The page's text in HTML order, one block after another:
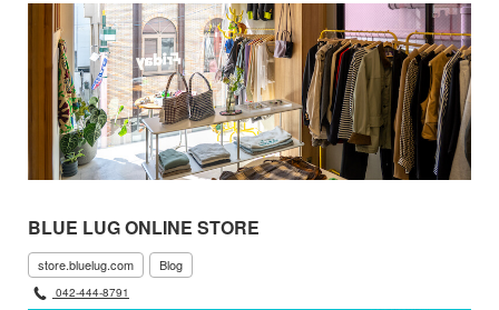
BLUE LUG ONLINE STORE
store.bluelug.com Blog
042-444-8791